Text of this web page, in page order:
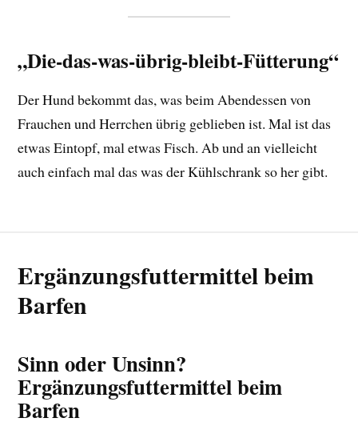
„Die-das-was-übrig-bleibt-Fütterung“
Der Hund bekommt das, was beim Abendessen von
Frauchen und Herrchen übrig geblieben ist. Mal ist das
etwas Eintopf, mal etwas Fisch. Ab und an vielleicht
auch einfach mal das was der Kühlschrank so her gibt.
Ergänzungsfuttermittel beim
Barfen
Sinn oder Unsinn?
Ergänzungsfuttermittel beim
Barfen